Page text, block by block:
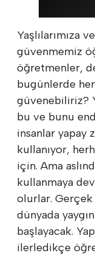
Yaşlılarımıza
güvenmemiz
öğretmenler,
bugünlerde
güvenebiliriz?
bu ve bunu
insanlar yapay
kullanıyor,
için. Ama
kullanmaya
olurlar. Gerçek
dünyada
başlayacak.
ilerledikçe